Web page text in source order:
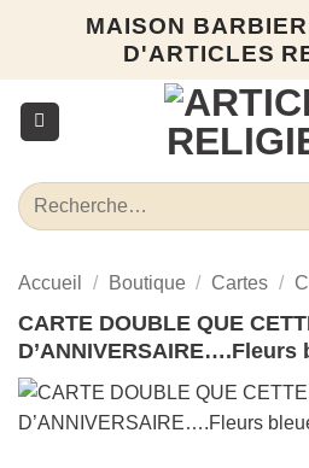
MAISON
D'ARTICLES
Recherche
pour :
Accueil / Boutique / Cartes /
CARTE DOUBLE QUE